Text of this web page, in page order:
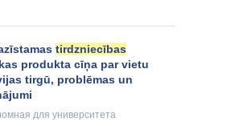
tirdzniecības
produkta cīņa par vietu
tirgū, problēmas un
для университета